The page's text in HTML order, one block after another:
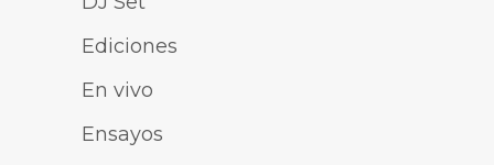
Ediciones
En vivo
Ensayos